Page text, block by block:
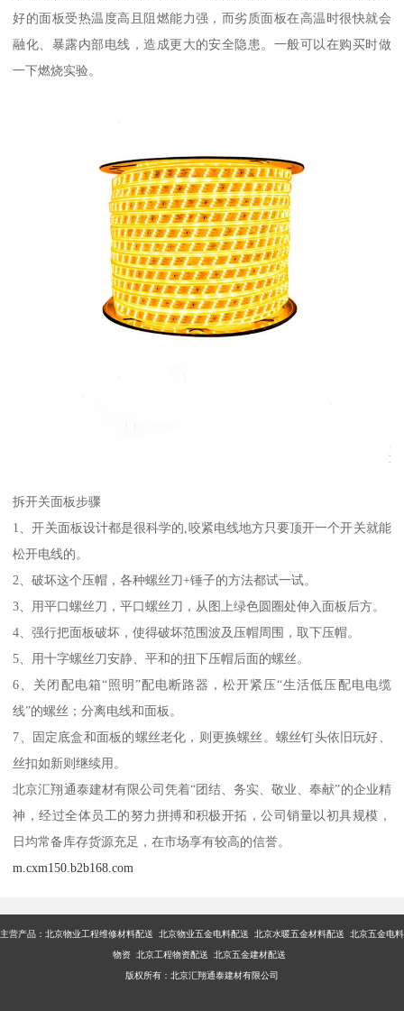
好的面板受热温度高且阻燃能力强，而劣质面板在高温时很快就会
融化、暴露内部电线，造成更大的安全隐患。一般可以在购买时做
一下燃烧实验。
拆开关面板步骤
1、开关面板设计都是很科学的,咬紧电线地方只要顶开一个开关就能
松开电线的。
2、破坏这个压帽，各种螺丝刀+锤子的方法都试一试。
3、用平口螺丝刀，平口螺丝刀，从图上绿色圆圈处伸入面板后方。
4、强行把面板破坏，使得破坏范围波及压帽周围，取下压帽。
5、用十字螺丝刀安静、平和的扭下压帽后面的螺丝。
6、关闭配电箱“照明”配电断路器，松开紧压“生活低压配电电缆
线”的螺丝；分离电线和面板。
7、固定底盒和面板的螺丝老化，则更换螺丝。螺丝钉头依旧玩好、
丝扣如新则继续用。
北京汇翔通泰建材有限公司凭着“团结、务实、敬业、奉献”的企业精
神，经过全体员工的努力拼搏和积极开拓，公司销量以初具规模，
日均常备库存货源充足，在市场享有较高的信誉。
m.cxm150.b2b168.com
主营产品： 北京物业工程维修材料配送 北京物业五金电料配送 北京水暖五金材料配送 北京五金电料
物资 北京工程物资配送 北京五金建材配送
版权所有：北京汇翔通泰建材有限公司